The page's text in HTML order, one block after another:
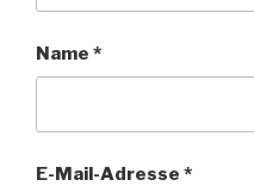
Name *
E-Mail-Adresse *